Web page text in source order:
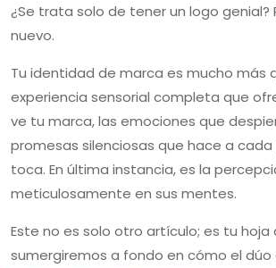
¿Se trata solo de tener un logo genial?
nuevo.
Tu identidad de marca es mucho más
experiencia sensorial completa que
ve tu marca, las emociones que
promesas silenciosas que hace a
toca. En última instancia, es la
meticulosamente en sus mentes.
Este no es solo otro artículo; es tu hoja
sumergiremos a fondo en cómo el dúo